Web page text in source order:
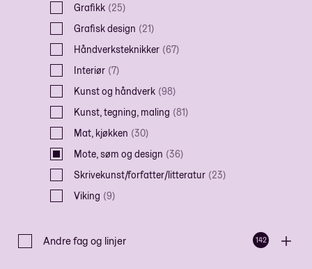
Grafikk (25)
Grafisk design (21)
Håndverksteknikker (67)
Interiør (7)
Kunst og håndverk (98)
Kunst, tegning, maling (81)
Mat, kjøkken (30)
Mote, søm og design (36)
Skrivekunst/forfatter/litteratur (23)
Viking (9)
Andre fag og linjer 142